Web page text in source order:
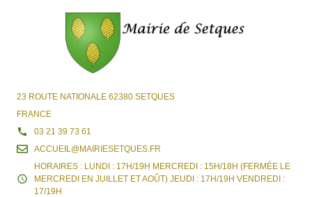
23 ROUTE NATIONALE 62380 SETQUES
FRANCE
03 21 39 73 61
ACCUEIL@MAIRIESETQUES.FR
HORAIRES : LUNDI : 17H/19H MERCREDI : 15H/18H (FERMÉE LE
MERCREDI EN JUILLET ET AOÛT) JEUDI : 17H/19H VENDREDI :
17/19H